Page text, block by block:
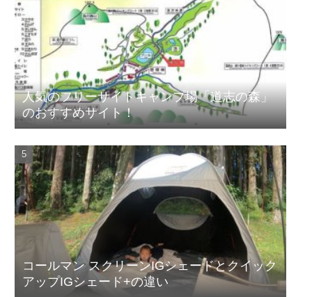
人気のフリーサイトキャンプ場「道志の森」
のおすすめサイト！
コールマン スクリーンIGシェードとクイック
アップIGシェード+の違い